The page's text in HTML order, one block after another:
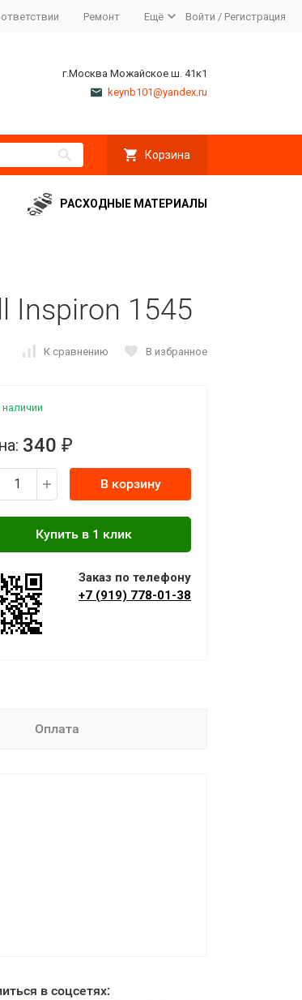
Ремонт Ещё Войти / Регистрация
г.Москва Можайское ш. 41к1
keynb101@yandex.ru
Корзина
РАСХОДНЫЕ МАТЕРИАЛЫ
Inspiron 1545
К сравнению В избранное
наличии
340 ₽
В корзину
Заказ по телефону
+7 (919) 778-01-38
Оплата
в соцсетях: